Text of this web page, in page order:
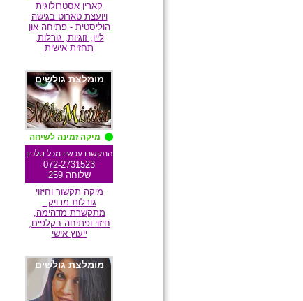
קארין אסטרולוגית
ויועצת טארוט בגישה
הוליסטית - פתיחה און
ליין, זוגיות, גורלות,
תחזית אישית
מומלצת גולשים
מיקה זמינה לשיחה
התקשרו עכשיו מכל טלפון
072-2731523
שלוחה 259
מיקה תקשור וחיזוי
גורלות מדויק -
מתקשרת מדהימה,
חיזוי ופתיחה בקלפים,
ייעוץ אישי
מומלצת גולשים